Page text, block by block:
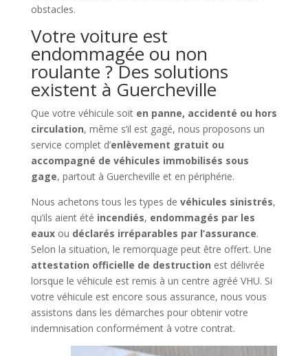
obstacles.
Votre voiture est
endommagée ou non
roulante ? Des solutions
existent à Guercheville
Que votre véhicule soit en panne, accidenté ou hors
circulation, même s’il est gagé, nous proposons un
service complet d’enlèvement gratuit ou
accompagné de véhicules immobilisés sous
gage, partout à Guercheville et en périphérie.
Nous achetons tous les types de véhicules sinistrés,
qu’ils aient été incendiés, endommagés par les
eauxou déclarés irréparables par l’assurance.
Selon la situation, le remorquage peut être offert. Une
attestation officielle de destruction est délivrée
lorsque le véhicule est remis à un centre agréé VHU. Si
votre véhicule est encore sous assurance, nous vous
assistons dans les démarches pour obtenir votre
indemnisation conformément à votre contrat.